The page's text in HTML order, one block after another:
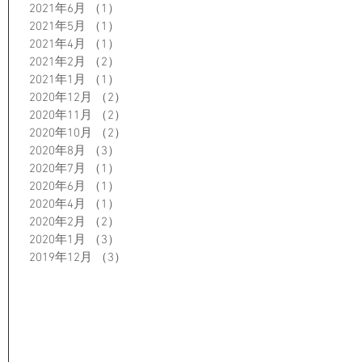
2021年6月
（1）
2021年5月
（1）
2021年4月
（1）
2021年2月
（2）
2021年1月
（1）
2020年12月
（2）
2020年11月
（2）
2020年10月
（2）
2020年8月
（3）
2020年7月
（1）
2020年6月
（1）
2020年4月
（1）
2020年2月
（2）
2020年1月
（3）
2019年12月
（3）